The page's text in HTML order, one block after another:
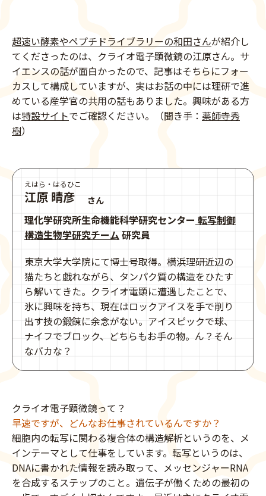
超速い酵素やペプチドライブラリーの和田さんが紹介し
てくださったのは、クライオ電子顕微鏡の江原さん。サ
イエンスの話が面白かったので、記事はそちらにフォー
カスして構成していますが、実はお話の中には理研で進
めている産学官の共用の話もありました。興味がある方
は特設サイトでご確認ください。（聞き手： 薬師寺秀
樹）
えはら・はるひこ
江原 晴彦 さん
理化学研究所生命機能科学研究センター 転写制御
構造生物学研究チーム 研究員
東京大学大学院にて博士号取得。横浜理研近辺の
猫たちと戯れながら、タンパク質の構造をひたす
ら解いてきた。クライオ電顕に遭遇したことで、
氷に興味を持ち、現在はロックアイスを手で削り
出す技の鍛錬に余念がない。アイスピックで球、
ナイフでブロック、どちらもお手の物。ん？そん
なバカな？
クライオ電子顕微鏡って？
早速ですが、どんなお仕事されているんですか？
細胞内の転写に関わる複合体の構造解析というのを、メ
インテーマとして仕事をしています。転写というのは、
DNAに書かれた情報を読み取って、メッセンジャーRNA
を合成するステップのこと。遺伝子が働くための最初の